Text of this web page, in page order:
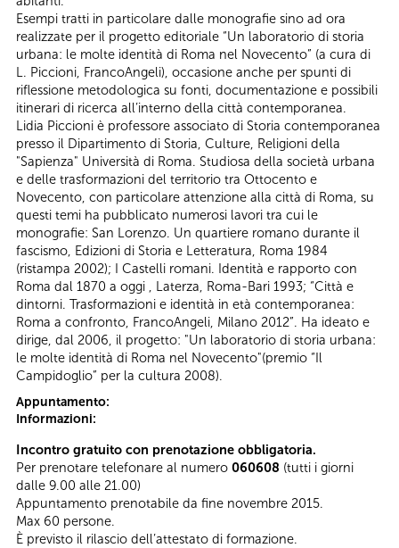
Esempi tratti in particolare dalle monografie sino ad ora
realizzate per il progetto editoriale “Un laboratorio di storia
urbana: le molte identità di Roma nel Novecento” (a cura di
L. Piccioni, FrancoAngeli), occasione anche per spunti di
riflessione metodologica su fonti, documentazione e possibili
itinerari di ricerca all’interno della città contemporanea.
Lidia Piccioni è professore associato di Storia contemporanea
presso il Dipartimento di Storia, Culture, Religioni della
"Sapienza" Università di Roma. Studiosa della società urbana
e delle trasformazioni del territorio tra Ottocento e
Novecento, con particolare attenzione alla città di Roma, su
questi temi ha pubblicato numerosi lavori tra cui le
monografie: San Lorenzo. Un quartiere romano durante il
fascismo, Edizioni di Storia e Letteratura, Roma 1984
(ristampa 2002); I Castelli romani. Identità e rapporto con
Roma dal 1870 a oggi , Laterza, Roma-Bari 1993; “Città e
dintorni. Trasformazioni e identità in età contemporanea:
Roma a confronto, FrancoAngeli, Milano 2012”. Ha ideato e
dirige, dal 2006, il progetto: "Un laboratorio di storia urbana:
le molte identità di Roma nel Novecento"(premio “Il
Campidoglio” per la cultura 2008).
Appuntamento:
Informazioni:
Incontro gratuito con prenotazione obbligatoria.
Per prenotare telefonare al numero 060608 (tutti i giorni
dalle 9.00 alle 21.00)
Appuntamento prenotabile da fine novembre 2015.
Max 60 persone.
È previsto il rilascio dell’attestato di formazione.